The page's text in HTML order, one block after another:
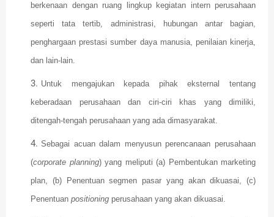
berkenaan dengan ruang lingkup kegiatan intern perusahaan
seperti tata tertib, administrasi, hubungan antar bagian,
penghargaan prestasi sumber daya manusia, penilaian kinerja,
dan lain-lain.
Untuk mengajukan kepada pihak eksternal tentang
keberadaan perusahaan dan ciri-ciri khas yang dimiliki,
ditengah-tengah perusahaan yang ada dimasyarakat.
Sebagai acuan dalam menyusun perencanaan perusahaan
(corporate planning) yang meliputi (a) Pembentukan marketing
plan, (b) Penentuan segmen pasar yang akan dikuasai, (c)
Penentuan positioning perusahaan yang akan dikuasai.